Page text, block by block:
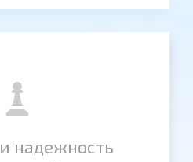
надежность